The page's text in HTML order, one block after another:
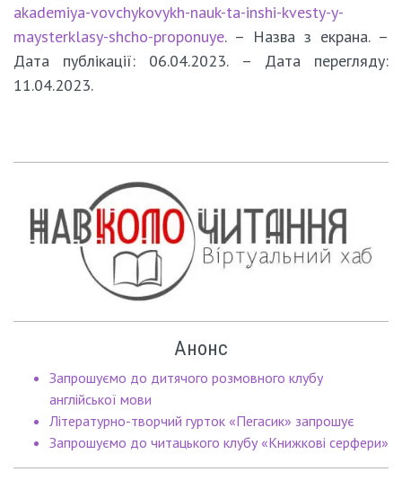
akademiya-vovchykovykh-nauk-ta-inshi-kvesty-y-
maysterklasy-shcho-proponuye. – Назва з екрана. –
Дата публікації: 06.04.2023. – Дата перегляду:
11.04.2023.
Анонс
Запрошуємо до дитячого розмовного клубу
англійської мови
Літературно-творчий гурток «Пегасик» запрошує
Запрошуємо до читацького клубу «Книжкові серфери»